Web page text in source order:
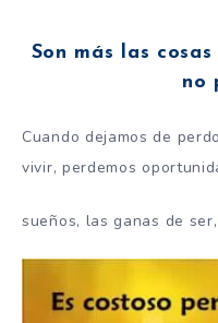
Son más las
no
Cuando dejamos de
vivir, perdemos
sueños, las ganas de